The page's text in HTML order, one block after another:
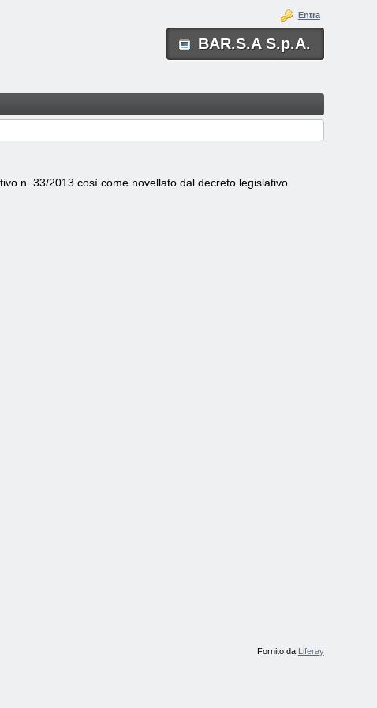
BAR.S.A S.p.A.
Entra
n. 33/2013 così come novellato dal decreto legislativo
Fornito da Liferay